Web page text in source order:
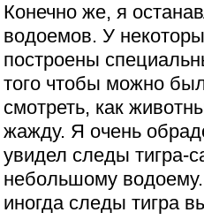
Конечно же, я
водоемов. У
построены
того чтобы можно
смотреть, как
жажду. Я очень
увидел следы тигра-
небольшому
иногда следы тигра